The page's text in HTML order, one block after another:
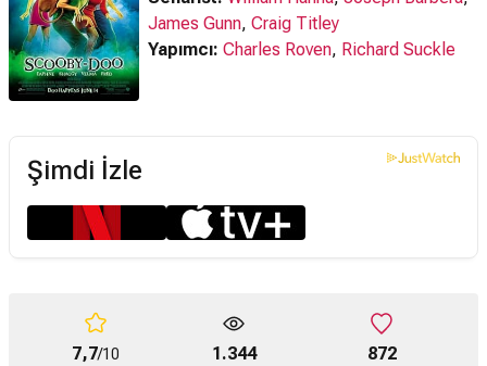
James Gunn, Craig Titley
Yapımcı: Charles Roven, Richard Suckle
Şimdi İzle
7,7/10
1.344 872